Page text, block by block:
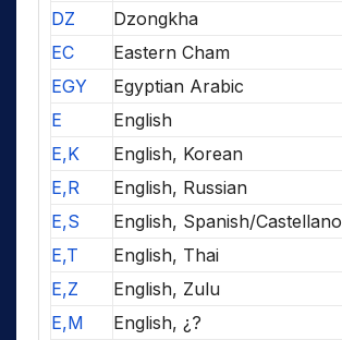
DZ
Dzongkha
EC
Eastern Cham
EGY
Egyptian Arabic
E
English
E,K
English, Korean
E,R
English, Russian
E,S
English, Spanish/Castellano
E,T
English, Thai
E,Z
English, Zulu
E,M
English, ¿?